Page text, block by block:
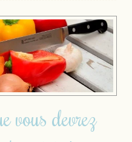
vous devrez